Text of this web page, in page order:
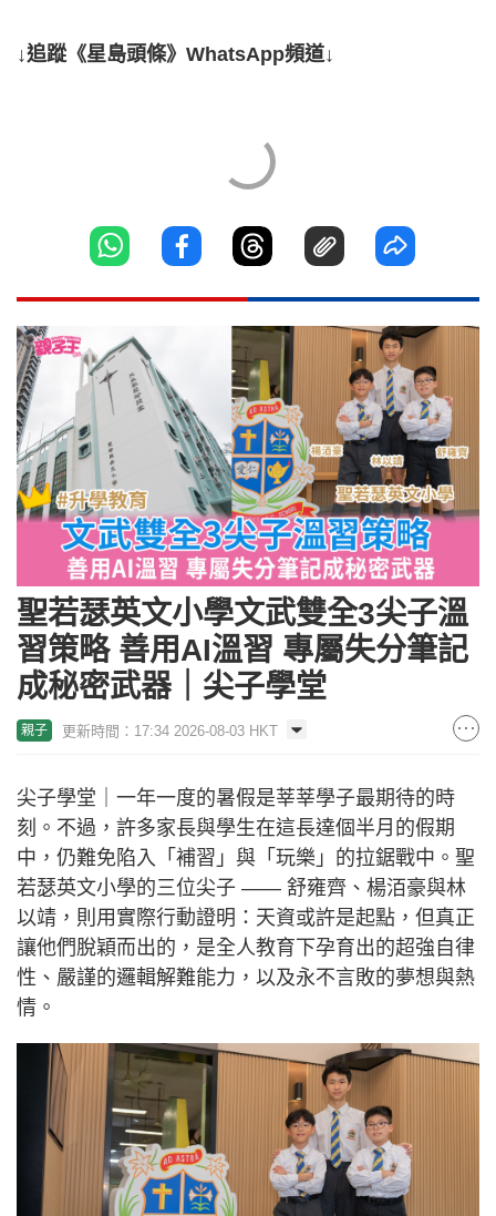
↓追蹤《星島頭條》WhatsApp頻道↓
聖若瑟英文小學文武雙全3尖子溫
習策略 善用AI溫習 專屬失分筆記
成秘密武器｜尖子學堂
親子 更新時間：17:34 2026-08-03 HKT
尖子學堂｜一年一度的暑假是莘莘學子最期待的時
刻。不過，許多家長與學生在這長達個半月的假期
中，仍難免陷入「補習」與「玩樂」的拉鋸戰中。聖
若瑟英文小學的三位尖子 —— 舒雍齊、楊洦豪與林
以靖，則用實際行動證明：天資或許是起點，但真正
讓他們脫穎而出的，是全人教育下孕育出的超強自律
性、嚴謹的邏輯解難能力，以及永不言敗的夢想與熱
情。